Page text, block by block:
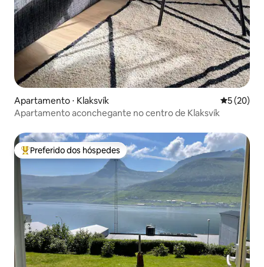
Apartamento ⋅ Klaksvík 5 de uma
5 (20)
Apartamento aconchegante no centro de Klaksvík
Entre os melhores preferidos dos hóspedes
Preferido dos hóspedes